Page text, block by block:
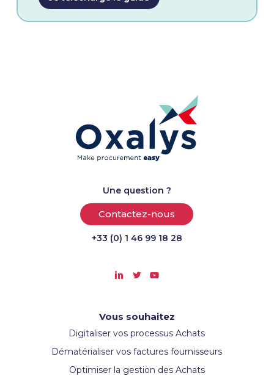
Une question ?
Contactez-nous
+33 (0) 1 46 99 18 28
Vous souhaitez
Digitaliser vos processus Achats
Dématérialiser vos factures fournisseurs
Optimiser la gestion des Achats